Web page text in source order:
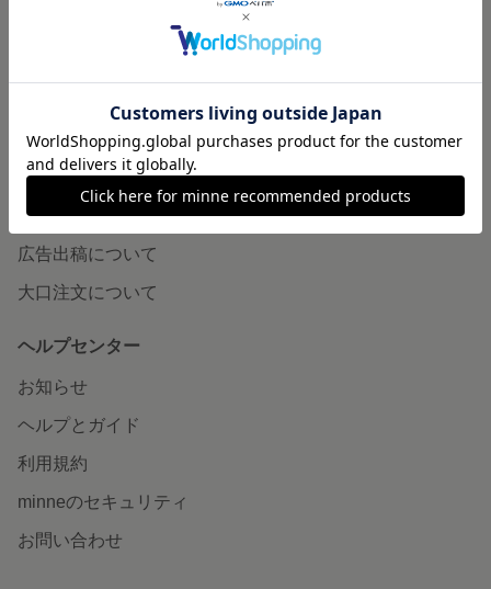
minneとものづくりと
minne学習帖
minneの本
企業の方へ
広告出稿について
大口注文について
ヘルプセンター
お知らせ
ヘルプとガイド
利用規約
minneのセキュリティ
お問い合わせ